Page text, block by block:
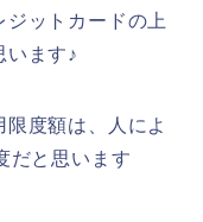
ットカードの上
います♪
度額は、人によ
だと思います